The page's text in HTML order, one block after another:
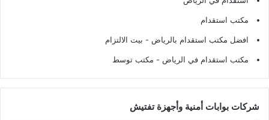
مكتب استقدام
افضل مكتب استقدام بالرياض - بيت الالتزام
مكتب استقدام في الرياض - مكتب توسط
شركات بوابات أمنية وأجهزة تفتيش